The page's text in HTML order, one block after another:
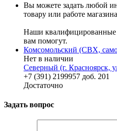
Вы можете задать любой
товару или работе
Наши квалифицированные
вам помогут.
Комсомольский (СВХ,
Нет в наличии
Северный (г. Красноярск,
+7 (391) 2199957 доб. 201
Достаточно
Задать вопрос